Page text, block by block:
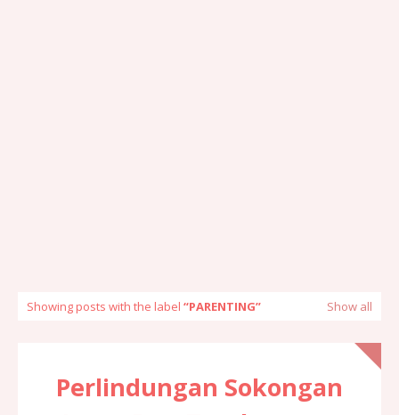
Showing posts with the label PARENTING Show all
Perlindungan Sokongan